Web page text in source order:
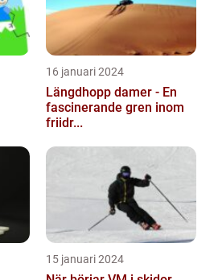
16 januari 2024
Längdhopp damer - En
fascinerande gren inom
friidr...
15 januari 2024